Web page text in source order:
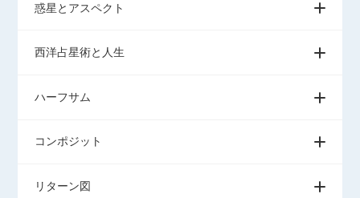
惑星とアスペクト
西洋占星術と人生
ハーフサム
コンポジット
リターン図